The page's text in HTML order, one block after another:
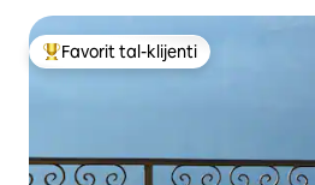
Wieħed mill-aqwa favoriti tal-klijenti
Favorit tal-klijenti